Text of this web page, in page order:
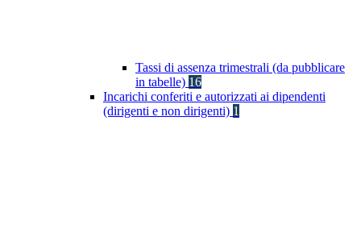
Tassi di assenza trimestrali (da pubblicare
in tabelle) 16
Incarichi conferiti e autorizzati ai dipendenti
(dirigenti e non dirigenti) 1